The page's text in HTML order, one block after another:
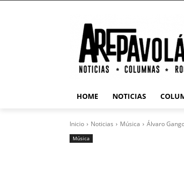
HOME NOTICIAS
Inicio Noticias Música Álvaro
Música